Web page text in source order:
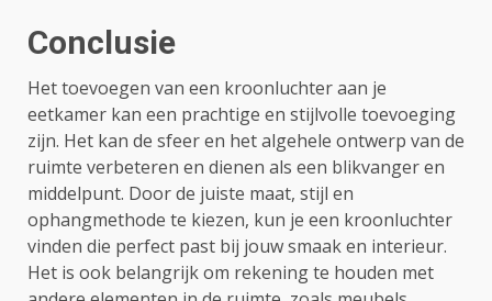
Conclusie
Het toevoegen van een kroonluchter aan je
eetkamer kan een prachtige en stijlvolle toevoeging
zijn. Het kan de sfeer en het algehele ontwerp van de
ruimte verbeteren en dienen als een blikvanger en
middelpunt. Door de juiste maat, stijl en
ophangmethode te kiezen, kun je een kroonluchter
vinden die perfect past bij jouw smaak en interieur.
Het is ook belangrijk om rekening te houden met